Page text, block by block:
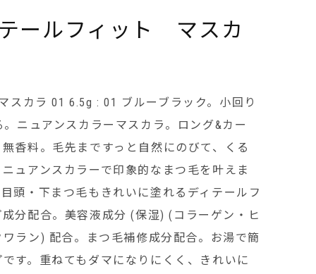
ルフィット マスカ
スカラ 01 6.5g : 01 ブルーブラック。小回り
ニュアンスカラーマスカラ。ロング&カー
香料。毛先まですっと自然にのびて、くる
ュアンスカラーで印象的なまつ毛を叶えま
頭・下まつ毛もきれいに塗れるディテールフ
分配合。美容液成分 (保湿) (コラーゲン・ヒ
ラン) 配合。まつ毛補修成分配合。お湯で簡
す。重ねてもダマになりにくく、きれいに